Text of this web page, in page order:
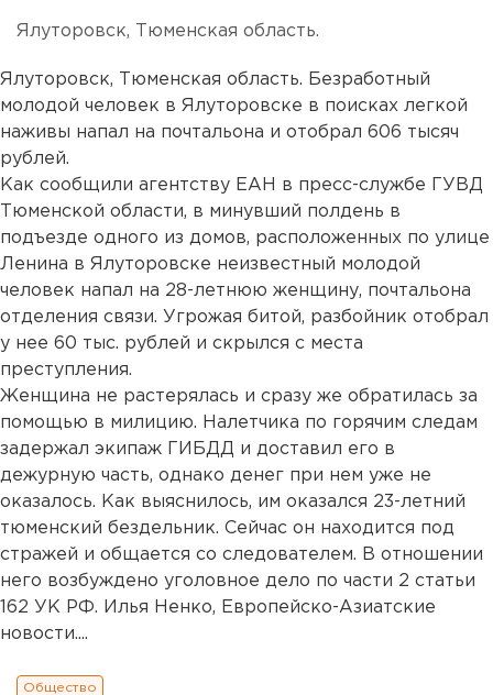
Ялуторовск, Тюменская область.
Ялуторовск, Тюменская область. Безработный
молодой человек в Ялуторовске в поисках легкой
наживы напал на почтальона и отобрал 606 тысяч
рублей.
Как сообщили агентству ЕАН в пресс-службе ГУВД
Тюменской области, в минувший полдень в
подъезде одного из домов, расположенных по улице
Ленина в Ялуторовске неизвестный молодой
человек напал на 28-летнюю женщину, почтальона
отделения связи. Угрожая битой, разбойник отобрал
у нее 60 тыс. рублей и скрылся с места
преступления.
Женщина не растерялась и сразу же обратилась за
помощью в милицию. Налетчика по горячим следам
задержал экипаж ГИБДД и доставил его в
дежурную часть, однако денег при нем уже не
оказалось. Как выяснилось, им оказался 23-летний
тюменский бездельник. Сейчас он находится под
стражей и общается со следователем. В отношении
него возбуждено уголовное дело по части 2 статьи
162 УК РФ. Илья Ненко, Европейско-Азиатские
новости....
Общество